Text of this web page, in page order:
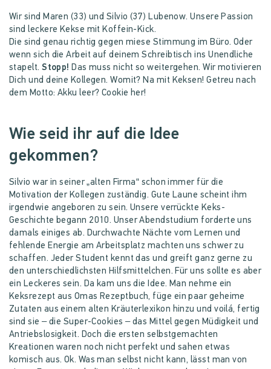
Wir sind Maren (33) und Silvio (37) Lubenow. Unsere Passion
sind leckere Kekse mit Koffein-Kick.
Die sind genau richtig gegen miese Stimmung im Büro. Oder
wenn sich die Arbeit auf deinem Schreibtisch ins Unendliche
stapelt.Stopp! Das muss nicht so weitergehen. Wir motivieren
Dich und deine Kollegen. Womit? Na mit Keksen! Getreu nach
dem Motto: Akku leer? Cookie her!
Wie seid ihr auf die Idee
gekommen?
Silvio war in seiner „alten Firma“ schon immer für die
Motivation der Kollegen zuständig. Gute Laune scheint ihm
irgendwie angeboren zu sein. Unsere verrückte Keks-
Geschichte begann 2010. Unser Abendstudium forderte uns
damals einiges ab. Durchwachte Nächte vom Lernen und
fehlende Energie am Arbeitsplatz machten uns schwer zu
schaffen. Jeder Student kennt das und greift ganz gerne zu
den unterschiedlichsten Hilfsmittelchen. Für uns sollte es aber
ein Leckeres sein. Da kam uns die Idee. Man nehme ein
Keksrezept aus Omas Rezeptbuch, füge ein paar geheime
Zutaten aus einem alten Kräuterlexikon hinzu und voilá, fertig
sind sie – die Super-Cookies – das Mittel gegen Müdigkeit und
Antriebslosigkeit. Doch die ersten selbstgemachten
Kreationen waren noch nicht perfekt und sahen etwas
komisch aus. Ok. Was man selbst nicht kann, lässt man von